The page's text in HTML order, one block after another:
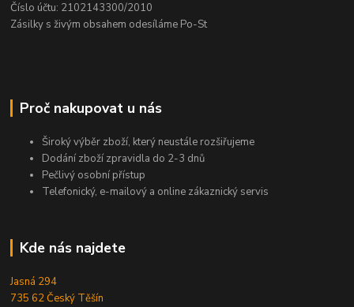
Číslo účtu: 2102143300/2010
Zásilky s živým obsahem odesíláme Po-St
Proč nakupovat u nás
Široký výběr zboží, který neustále rozšiřujeme
Dodání zboží zpravidla do 2-3 dnů
Pečlivý osobní přístup
Telefonický, e-mailový a online zákaznický servis
Kde nás najdete
Jasná 294
735 62 Český Těšín